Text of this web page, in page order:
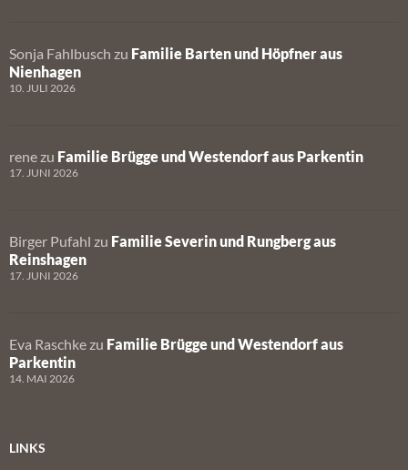
Sonja Fahlbusch zu Familie Barten und Höpfner aus
Nienhagen
10. JULI 2026
rene zu Familie Brügge und Westendorf aus Parkentin
17. JUNI 2026
Birger Pufahl zu Familie Severin und Rungberg aus
Reinshagen
17. JUNI 2026
Eva Raschke zu Familie Brügge und Westendorf aus
Parkentin
14. MAI 2026
LINKS